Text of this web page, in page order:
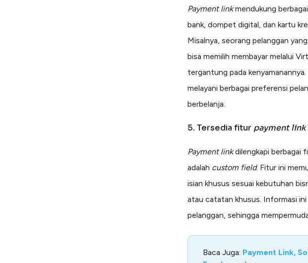
Payment linkmendukung
bank, dompet digital, dan kartu
Misalnya, seorang pelanggan
bisa memilih membayar melalui
tergantung pada
melayani berbagai preferensi
berbelanja.
5. Tersedia fitur payment link
Payment linkdilengkapi berbagai
adalah custom field. Fitur ini
isian khusus sesuai kebutuhan
atau catatan khusus. Informasi ini
pelanggan, sehingga
Baca Juga: Payment Link,